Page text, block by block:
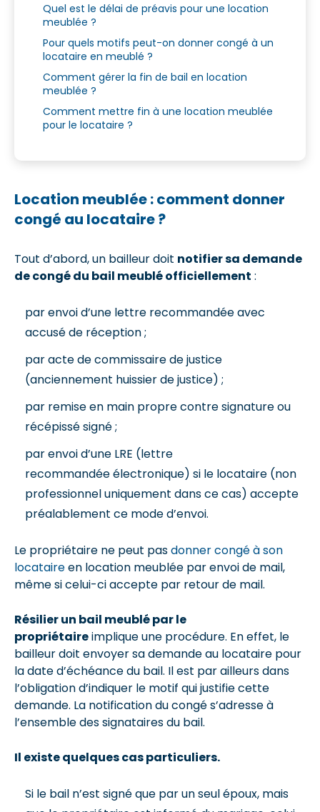
Quel est le délai de préavis pour une location
meublée ?
Pour quels motifs peut-on donner congé à un
locataire en meublé ?
Comment gérer la fin de bail en location
meublée ?
Comment mettre fin à une location meublée
pour le locataire ?
Location meublée : comment donner
congé au locataire ?
Tout d’abord, un bailleur doit notifier sa demande
de congé du bail meublé officiellement :
par envoi d’une lettre recommandée avec
accusé de réception ;
par acte de commissaire de justice
(anciennement huissier de justice) ;
par remise en main propre contre signature ou
récépissé signé ;
par envoi d’une LRE (lettre
recommandée électronique) si le locataire (non
professionnel uniquement dans ce cas) accepte
préalablement ce mode d’envoi.
Le propriétaire ne peut pasdonner congé à son
locataireen location meublée par envoi de mail,
même si celui-ci accepte par retour de mail.
Résilier un bail meublé par le
propriétaireimplique une procédure. En effet, le
bailleur doit envoyer sa demande au locataire pour
la date d’échéance du bail. Il est par ailleurs dans
l’obligation d’indiquer le motif qui justifie cette
demande. La notification du congé s’adresse à
l’ensemble des signataires du bail.
Il existe quelques cas particuliers.
Si le bail n’est signé que par un seul époux, mais